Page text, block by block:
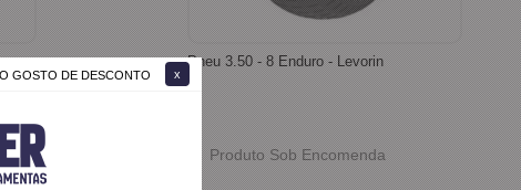
GOSTO DE DESCONTO
Pneu 3.50 - 8 Enduro - Levorin
Produto Sob Encomenda